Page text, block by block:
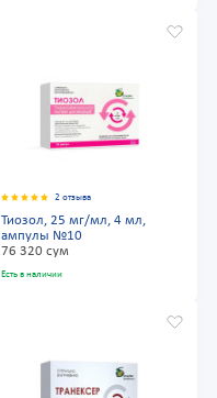
2 отзыва
Тиозол, 25 мг/мл, 4 мл,
ампулы №10
76 320 сум
Есть в наличии